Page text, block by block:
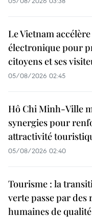
Le Vietnam accélère
électronique pour
citoyens et ses
05/08/2026 02:45
Hô Chi Minh-Ville
synergies pour
attractivité
05/08/2026 02:40
Tourisme : la
verte passe par des
humaines de qualité